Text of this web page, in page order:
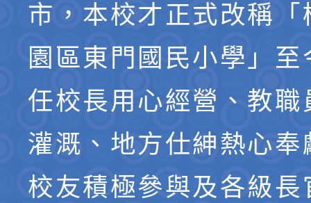
市，本校才正式改稱「
園區東門國民小學」
任校長用心經營、教職
灌溉、地方仕紳熱心奉
校友積極參與及各級長